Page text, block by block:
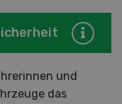
und
das